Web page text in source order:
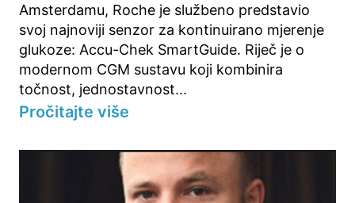
Amsterdamu, Roche je službeno predstavio
svoj najnoviji senzor za kontinuirano mjerenje
glukoze: Accu-Chek SmartGuide. Riječ je o
modernom CGM sustavu koji kombinira
točnost, jednostavnost...
Pročitajte više